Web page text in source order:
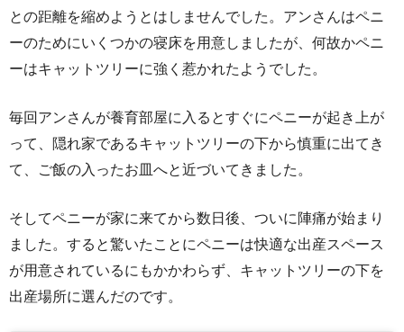
との距離を縮めようとはしませんでした。アンさんはペニ
ーのためにいくつかの寝床を用意しましたが、何故かペニ
ーはキャットツリーに強く惹かれたようでした。
毎回アンさんが養育部屋に入るとすぐにペニーが起き上が
って、隠れ家であるキャットツリーの下から慎重に出てき
て、ご飯の入ったお皿へと近づいてきました。
そしてペニーが家に来てから数日後、ついに陣痛が始まり
ました。すると驚いたことにペニーは快適な出産スペース
が用意されているにもかかわらず、キャットツリーの下を
出産場所に選んだのです。